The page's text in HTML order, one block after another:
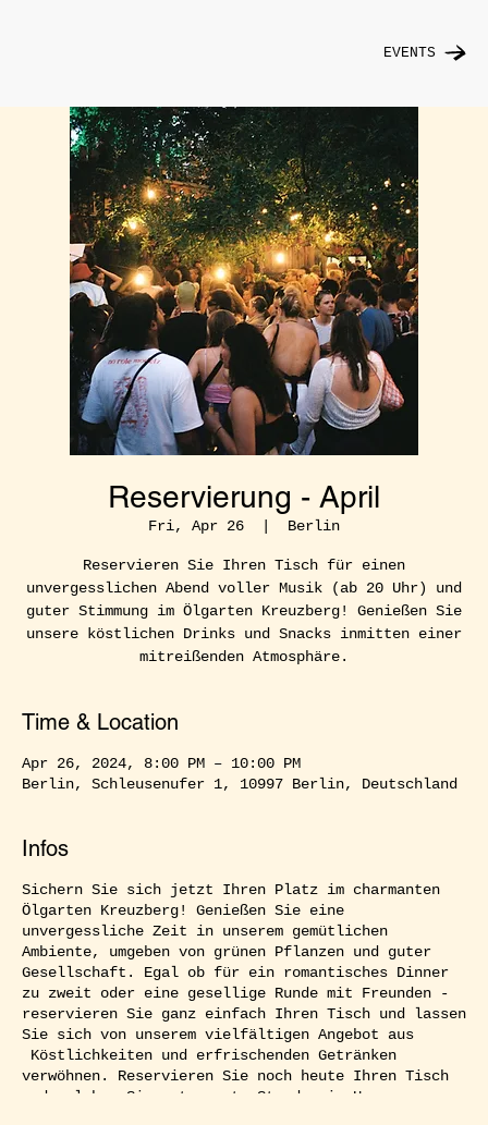
EVENTS
Reservierung - April
Fri, Apr 26
  |
Berlin
Reservieren Sie Ihren Tisch für einen
unvergesslichen Abend voller Musik (ab 20 Uhr) und
guter Stimmung im Ölgarten Kreuzberg! Genießen Sie
unsere köstlichen Drinks und Snacks inmitten einer
mitreißenden Atmosphäre.
Time & Location
Apr 26, 2024, 8:00 PM – 10:00 PM
Berlin, Schleusenufer 1, 10997 Berlin, Deutschland
Infos
Sichern Sie sich jetzt Ihren Platz im charmanten
Ölgarten Kreuzberg! Genießen Sie eine
unvergessliche Zeit in unserem gemütlichen
Ambiente, umgeben von grünen Pflanzen und guter
Gesellschaft. Egal ob für ein romantisches Dinner
zu zweit oder eine gesellige Runde mit Freunden -
reservieren Sie ganz einfach Ihren Tisch und lassen
Sie sich von unserem vielfältigen Angebot aus
Köstlichkeiten und erfrischenden Getränken
verwöhnen. Reservieren Sie noch heute Ihren Tisch
und erleben Sie entspannte Stunden im Herzen von